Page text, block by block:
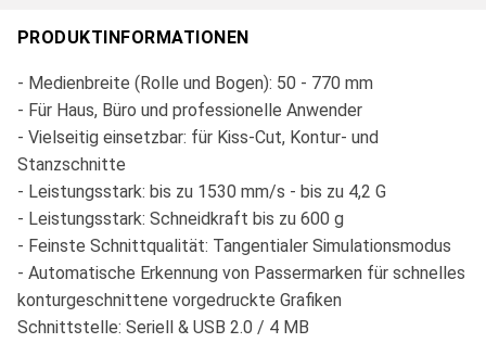
PRODUKTINFORMATIONEN
- Medienbreite (Rolle und Bogen): 50 - 770 mm
- Für Haus, Büro und professionelle Anwender
- Vielseitig einsetzbar: für Kiss-Cut, Kontur- und
Stanzschnitte
- Leistungsstark: bis zu 1530 mm/s - bis zu 4,2 G
- Leistungsstark: Schneidkraft bis zu 600 g
- Feinste Schnittqualität: Tangentialer Simulationsmodus
- Automatische Erkennung von Passermarken für schnelles
konturgeschnittene vorgedruckte Grafiken
Schnittstelle: Seriell & USB 2.0 / 4 MB